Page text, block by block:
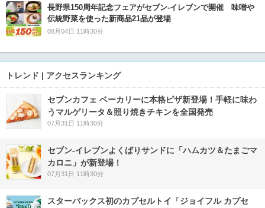
長野県150周年記念フェアがセブン-イレブンで開催 味噌や
伝統野菜を使った新商品21品が登場
08月04日 11時30分
トレンド | アクセスランキング
セブンカフェ ベーカリーに本格ピザ新登場！手軽に味わ
うマルゲリータ＆照り焼きチキンを全国発売
07月31日 11時30分
セブン‐イレブンよくばりサンドに「ハムカツ＆たまごマ
カロニ」が新登場！
07月31日 11時30分
スターバックス初のカプセルトイ「ジョイフル カプセ